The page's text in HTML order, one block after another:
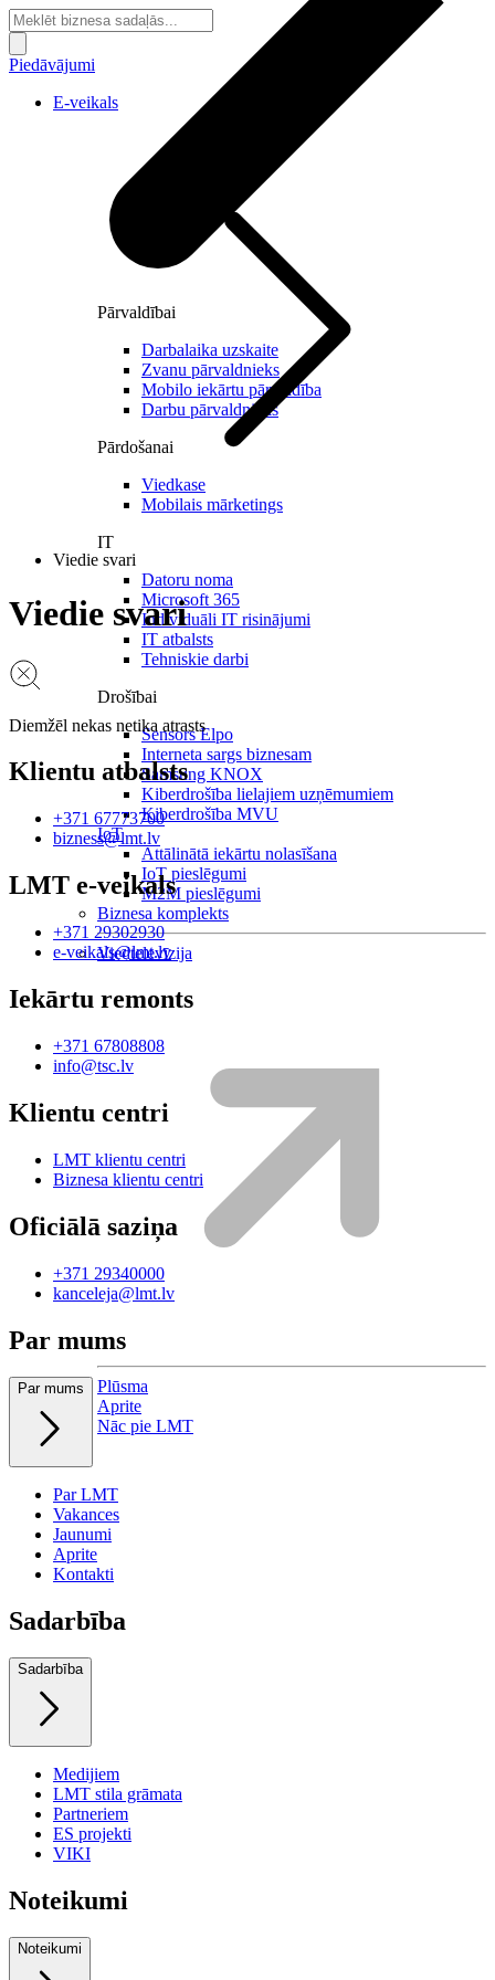
Pārvaldībai
Darbalaika uzskaite
Zvanu pārvaldnieks
Mobilo iekārtu pārvaldība
Darbu pārvaldnieks
Pārdošanai
Viedkase
Mobilais mārketings
IT
Datoru noma
Microsoft 365
Individuāli IT risinājumi
IT atbalsts
Tehniskie darbi
Drošībai
Sensors Elpo
Interneta sargs biznesam
Samsung KNOX
Kiberdrošība lielajiem uzņēmumiem
Kiberdrošība MVU
IoT
Attālinātā iekārtu nolasīšana
IoT pieslēgumi
M2M pieslēgumi
Biznesa komplekts
Viedtelevīzija
Plūsma
Aprite
Nāc pie LMT
Piedāvājumi
E-veikals
Viedie svari
Viedie svari
Diemžēl nekas netika atrasts
Klientu atbalsts
+371 67773700
bizness@lmt.lv
LMT e-veikals
+371 29302930
e-veikals@lmt.lv
Iekārtu remonts
+371 67808808
info@tsc.lv
Klientu centri
LMT klientu centri
Biznesa klientu centri
Oficiālā saziņa
+371 29340000
kanceleja@lmt.lv
Par mums
Par mums
Par LMT
Vakances
Jaunumi
Aprite
Kontakti
Sadarbība
Sadarbība
Medijiem
LMT stila grāmata
Partneriem
ES projekti
VIKI
Noteikumi
Noteikumi